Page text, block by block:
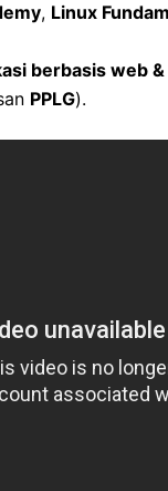
, Linux
berbasis web
PPLG).